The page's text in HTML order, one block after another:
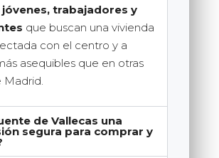
trabajadores y
que buscan una vivienda
con el centro y a
asequibles que en otras
Madrid.
de Vallecas una
segura para comprar y